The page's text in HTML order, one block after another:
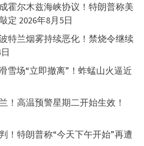
霍尔木兹海峡协议！特朗普称美
定 2026年8月5日
特兰烟雾持续恶化！禁烧令继续
雪场“立即撤离”！蚱蜢山火逼近
！高温预警星期二开始生效！
！特朗普称“今天下午开始”再遭